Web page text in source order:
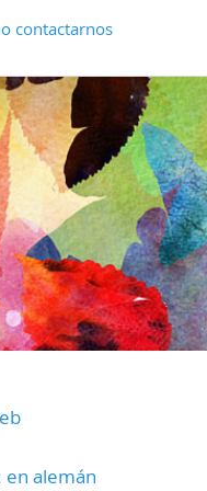
contactarnos
alemán